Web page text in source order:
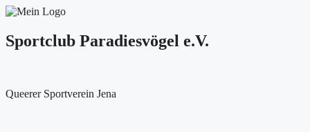
Sportclub Paradiesvögel e.V.
Queerer Sportverein Jena